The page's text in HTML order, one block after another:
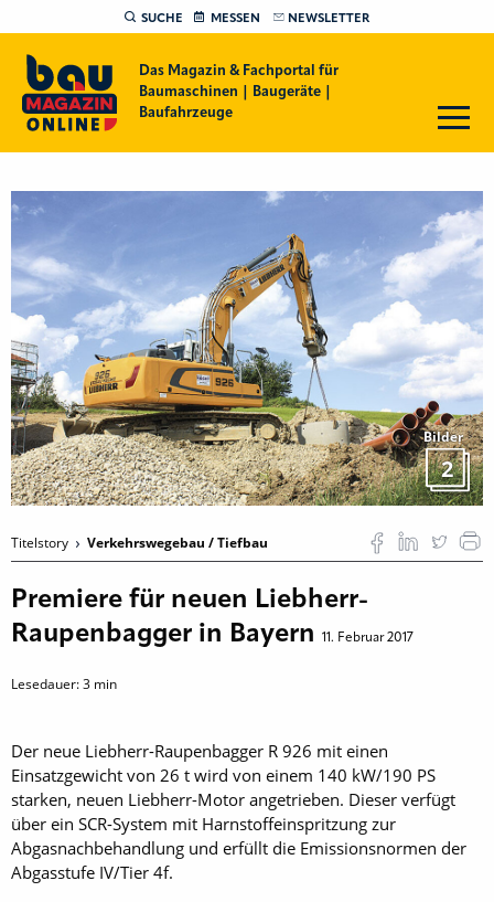
SUCHE MESSEN NEWSLETTER
Das Magazin & Fachportal für
Baumaschinen | Baugeräte |
Baufahrzeuge
Bilder
2
Titelstory Verkehrswegebau / Tiefbau
Premiere für neuen Liebherr-
Raupenbagger in Bayern
11. Februar 2017
Lesedauer:3 min
Der neue Liebherr-Raupenbagger R 926 mit einen
Einsatzgewicht von 26 t wird von einem 140 kW/190 PS
starken, neuen Liebherr-Motor angetrieben. Dieser verfügt
über ein SCR-System mit Harnstoffeinspritzung zur
Abgasnachbehandlung und erfüllt die Emissionsnormen der
Abgasstufe IV/Tier 4f.